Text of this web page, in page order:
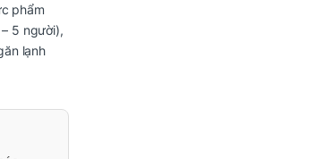
phẩm
5 người),
lạnh